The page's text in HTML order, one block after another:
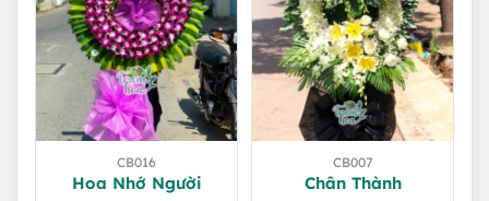
CB016
Hoa Nhớ Người
CB007
Chân Thành